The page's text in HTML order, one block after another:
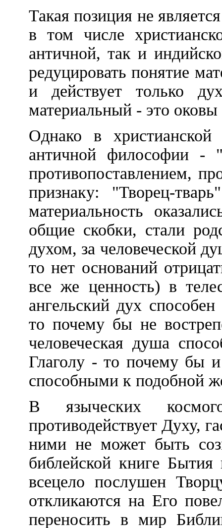
Такая позиция не
в том числе
античной, так и
редуцировать понятие
и действует только
материальный - это
Однако в христианской
античной философии -
противопоставлением,
признаку: "Творец-
материальность
общие скобки, стали
духом, за человеческой
то нет оснований
все же ценность) в
ангельский дух
то почему бы не
человеческая душа
Глаголу - то почему бы
способными к подобной
В языческих
противодействует Духу,
ними не может быть
библейской книге
всецело послушен
откликаются на Его
переносить в мир